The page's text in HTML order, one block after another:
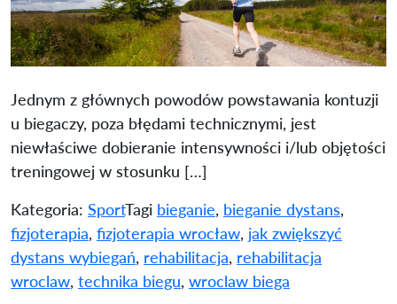
Jednym z głównych powodów powstawania kontuzji
u biegaczy, poza błędami technicznymi, jest
niewłaściwe dobieranie intensywności i/lub objętości
treningowej w stosunku […]
Kategoria: SportTagi bieganie, bieganie dystans,
fizjoterapia, fizjoterapia wrocław, jak zwiększyć
dystans wybiegań, rehabilitacja, rehabilitacja
wroclaw, technika biegu, wroclaw biega